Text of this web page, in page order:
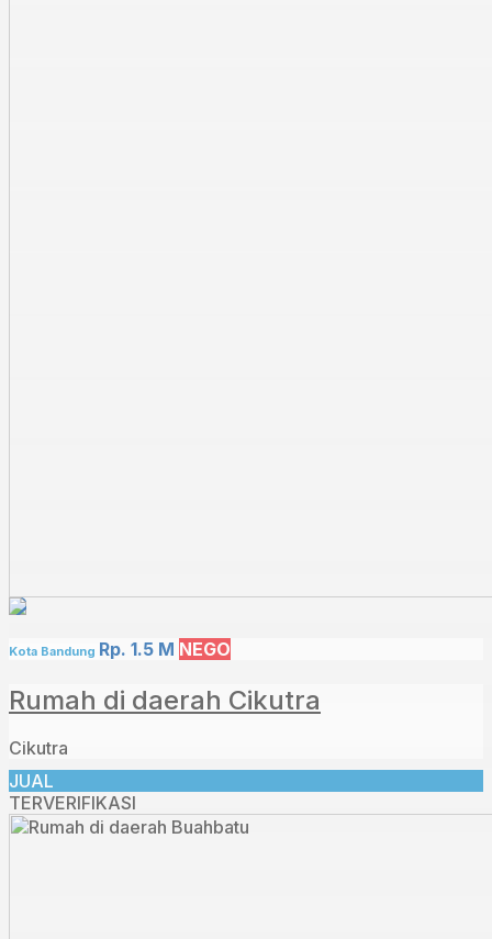
Kota Bandung Rp. 1.5 M NEGO
Rumah di daerah Cikutra
Cikutra
JUAL
TERVERIFIKASI